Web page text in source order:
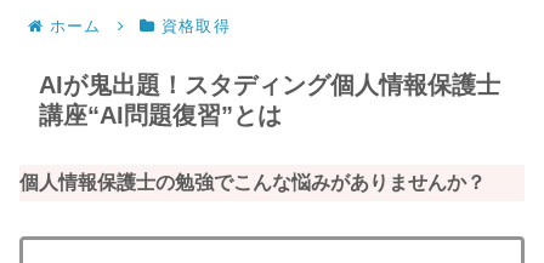
ホーム 資格取得
AIが鬼出題！スタディング個人情報保護士
講座“AI問題復習”とは
個人情報保護士の勉強でこんな悩みがありませんか？